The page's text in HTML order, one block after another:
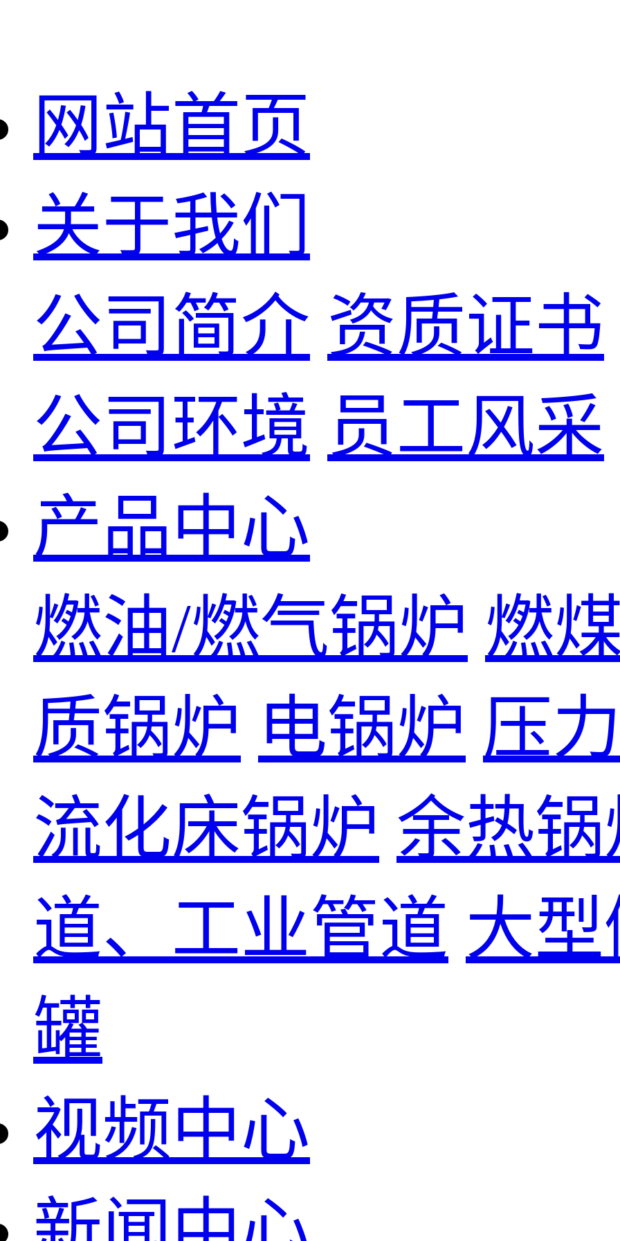
网站首页
关于我们
公司简介 资质证书
公司环境 员工风采
产品中心
燃油/燃气锅炉 燃
质锅炉 电锅炉 压
流化床锅炉 余热
道、工业管道 大
罐
视频中心